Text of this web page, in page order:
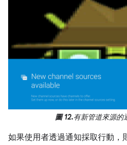
圖 12.有新管道來源的
如果使用者透過通知採取行動，